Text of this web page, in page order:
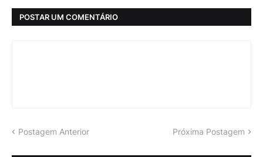
POSTAR UM COMENTÁRIO
Postagem Anterior Próxima Postagem